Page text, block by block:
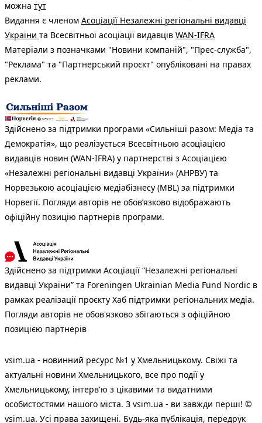
можна тут
Видання є членом Асоціації Незалежні регіональні видавці
України та Всесвітньої асоціації видавців WAN-IFRA
Матеріали з позначками "Новини компаній", "Прес-служба",
"Реклама" та "Партнерський проєкт" опубліковані на правах
реклами.
Здійснено за підтримки програми «Сильніші разом: Медіа та
Демократія», що реалізується Всесвітньою асоціацією
видавців новин (WAN-IFRA) у партнерстві з Асоціацією
«Незалежні регіональні видавці України» (АНРВУ) та
Норвезькою асоціацією медіабізнесу (MBL) за підтримки
Норвегії. Погляди авторів не обов’язково відображають
офіційну позицію партнерів програми.
Здійснено за підтримки Асоціації “Незалежні регіональні
видавці України” та Foreningen Ukrainian Media Fund Nordic в
рамках реалізації проєкту Хаб підтримки регіональних медіа.
Погляди авторів не обов'язково збігаються з офіційною
позицією партнерів
vsim.ua - новинний ресурс №1 у Хмельницькому. Свіжі та
актуальні новини Хмельницького, все про події у
Хмельницькому, інтерв'ю з цікавими та видатними
особистостями нашого міста. З vsim.ua - ви завжди перші! ©
vsim.ua. Усі права захищені. Будь-яка публiкацiя, передрук